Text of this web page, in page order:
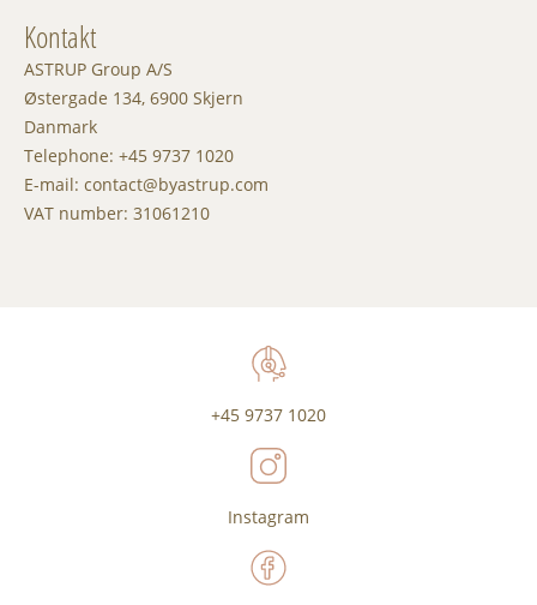
Kontakt
ASTRUP Group A/S
Østergade 134, 6900 Skjern
Danmark
Telephone: +45 9737 1020
E-mail: contact@byastrup.com
VAT number: 31061210
+45 9737 1020
Instagram